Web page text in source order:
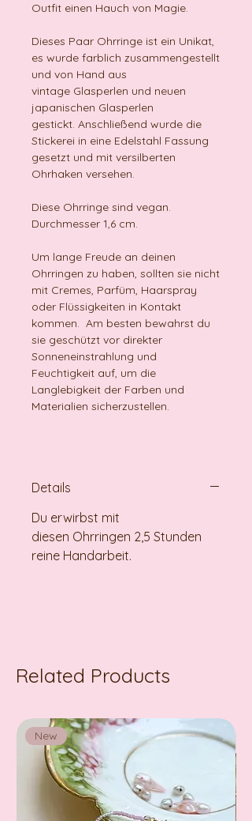
Outfit einen Hauch von Magie.
Dieses Paar Ohrringe ist ein Unikat,
es wurde farblich zusammengestellt
und von Hand aus
vintage Glasperlen und neuen
japanischen Glasperlen
gestickt. Anschließend wurde die
Stickerei in eine Edelstahl Fassung
gesetzt und mit versilberten
Ohrhaken versehen.
Diese Ohrringe sind vegan.
Durchmesser 1,6 cm.
Um lange Freude an deinen
Ohrringen zu haben, sollten sie nicht
mit Cremes, Parfüm, Haarspray
oder Flüssigkeiten in Kontakt
kommen. Am besten bewahrst du
sie geschützt vor direkter
Sonneneinstrahlung und
Feuchtigkeit auf, um die
Langlebigkeit der Farben und
Materialien sicherzustellen.
Details
Du erwirbst mit
diesen Ohrringen 2,5 Stunden
reine Handarbeit.
Related Products
New